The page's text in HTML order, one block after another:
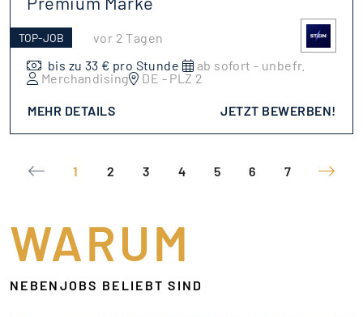
TOP-JOB
vor 2 Tagen
bis zu 33 € pro Stunde
ab sofort - unbefr.
Merchandising
DE - PLZ 2
MEHR DETAILS JETZT BEWERBEN!
1 2 3 4 5 6 7
WARUM
NEBENJOBS BELIEBT SIND